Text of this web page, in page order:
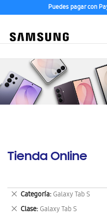
Puedes pagar con
Tienda Online
Categoría Galaxy Tab S
Eliminar
este
artículo
Clase Galaxy Tab S
Eliminar